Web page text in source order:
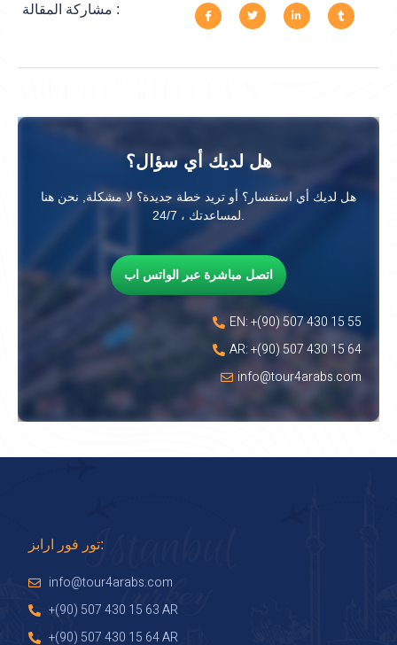
مشاركة المقالة :
هل لديك أي سؤال؟
هل لديك أي استفسار؟ أو تريد خطة جديدة؟ لا مشكلة, نحن هنا
اتصل مباشرة عبر الواتس اب
EN: +(90) 507 430 15 55
AR: +(90) 507 430 15 64
info@tour4arabs.com
تور فور ارابز:
info@tour4arabs.com
+(90) 507 430 15 63 AR
+(90) 507 430 15 64 AR